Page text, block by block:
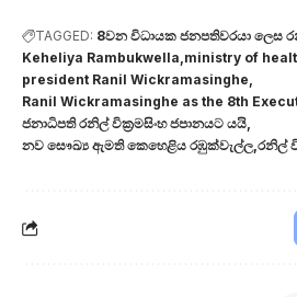
TAGGED: 8වන විධායක ජනපතිවරයා ලෙස
Keheliya Rambukwella ministry of
president Ranil Wickramasinghe
Ranil Wickramasinghe as the 8th
ජනාධිපති රනිල් වික්‍රමසිංහ ජපානයට යයි
නව සෞඛ්‍ය ඇමති කෙහෙළිය රඹුක්වැල්ල රනිල්